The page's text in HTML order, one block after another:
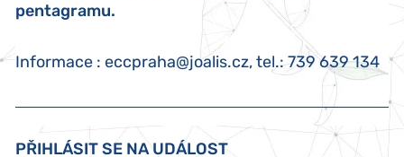
pentagramu.
Informace : eccpraha@joalis.cz, tel.: 739 639 134
PŘIHLÁSIT SE NA UDÁLOST